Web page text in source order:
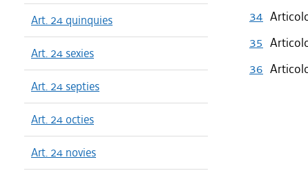
Art. 24 quinquies
Art. 24 sexies
Art. 24 septies
Art. 24 octies
Art. 24 novies
34
35
36